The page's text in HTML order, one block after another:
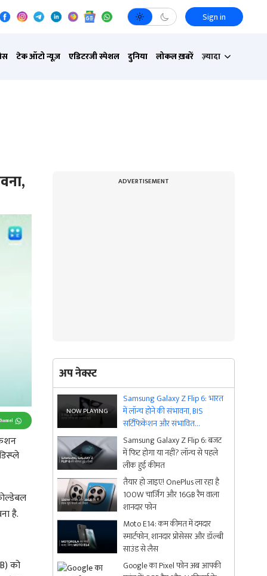
Sign in
टेक ऑटो न्यूज़ एडिटरजी स्पेशल दुनिया लोकल ख़बरें ज़्यादा
है.
को
ADVERTISEMENT
अप नेक्स्ट
Samsung Galaxy Z Flip 6: भारत
में लॉन्च होने की संभावना, BIS
सर्टिफिकेशन और संभावित
स्पेसिफिकेशंस
Samsung Galaxy Z Flip 6: बजट
में फिट होगा या नहीं? लॉन्च से पहले
लीक हुई कीमत
तैयार हो जाइए! OnePlus ला रहा है
100W चार्जिंग और 16GB रैम वाला
शानदार फोन
Moto E14: कम कीमत में दमदार
स्मार्टफोन, शानदार प्रोसेसर और डॉल्बी
साउंड से लैस
Google का Pixel फोन अब आपकी